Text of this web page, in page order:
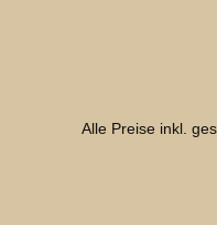
Alle Preise inkl.